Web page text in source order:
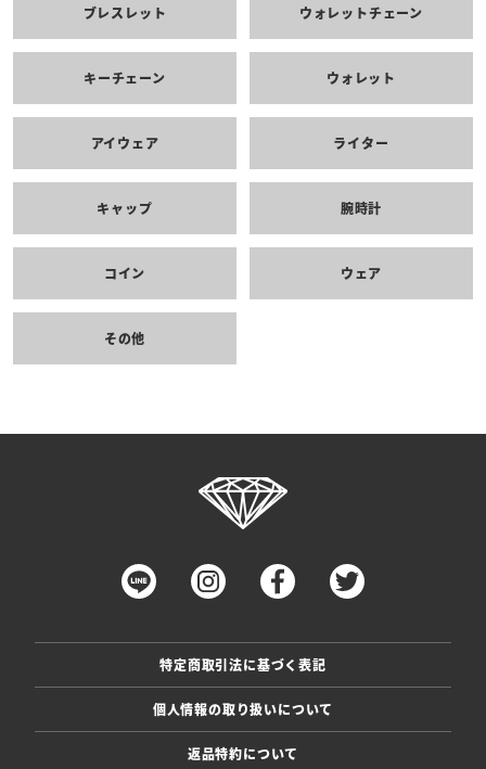
ブレスレット ウォレットチェーン
キーチェーン ウォレット
アイウェア ライター
キャップ 腕時計
コイン ウェア
その他
特定商取引法に基づく表記
個人情報の取り扱いについて
返品特約について